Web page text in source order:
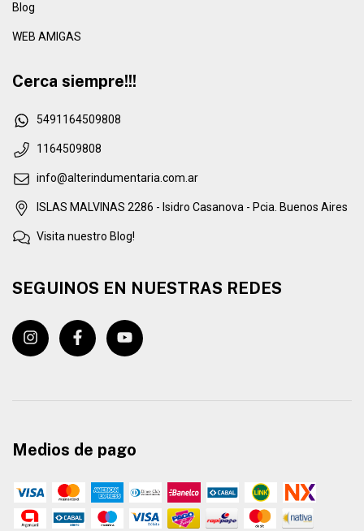
Blog
WEB AMIGAS
Cerca siempre!!!
5491164509808
1164509808
info@alterindumentaria.com.ar
ISLAS MALVINAS 2286 - Isidro Casanova - Pcia. Buenos Aires
Visita nuestro Blog!
SEGUINOS EN NUESTRAS REDES
Medios de pago